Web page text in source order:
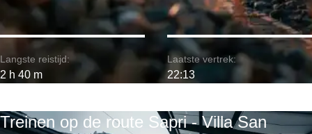
Langste reistijd:
2 h 40 m
Laatste vertrek:
22:13
Treinen op de route Sapri - Villa San